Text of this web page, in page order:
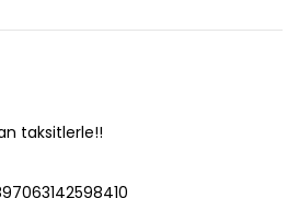
taksitlerle!!